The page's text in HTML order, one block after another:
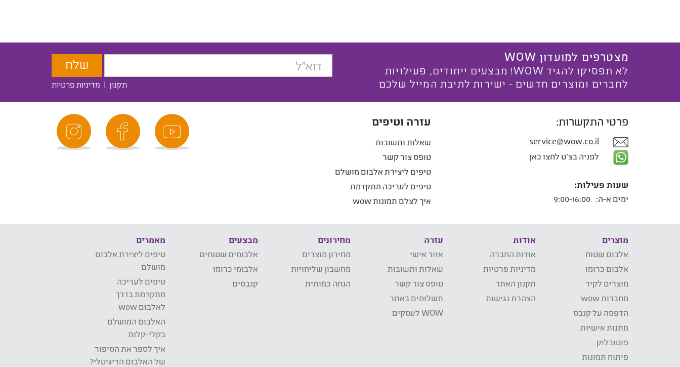
מצטרפים למועדון WOW
לא תפסיקו להגיד WOW! מבצעים ייחודים, פעילויות
לחברים ומוצרים חדשים - ישירות לתיבת המייל שלכם
תקנון | מדיניות פרטיות
פרטי התקשרות:
service@wow.co.il
לפניה בצ'ט לחצו כאן
שעות פעילות:
ימים א-ה:
עזרה וטיפים
שאלות ותשובות
טופס צור קשר
טיפים ליצירת אלבום מושלם
טיפים לעריכה מתקדמת
איך לצלם תמונות wow
מוצרים
אלבום שטוח
אלבום כרומו
מוצרים לקיר
מחברות wow
הדפסה על קנבס
מתנות אישיות
פוטובלוק
פיתוח תמונות
אודות
אודות החברה
מדיניות פרטיות
תקנון האתר
הצהרת נגישות
עזרה
אזור אישי
שאלות ותשובות
טופס צור קשר
תשלומים באתר
WOW לעסקים
מחירונים
מחירון מוצרים
מחשבון שליחויות
הנחה כמותית
מבצעים
אלבומים שטוחים
אלבומי כרומו
קנבסים
מאמרים
טיפים ליצירת אלבום
מושלם
טיפים לעריכה
מתקדמת בדרך
לאלבום wow
האלבום המושלם
בקלי-קלות
איך לספר את הסיפור
של האלבום הדיגיטלי?